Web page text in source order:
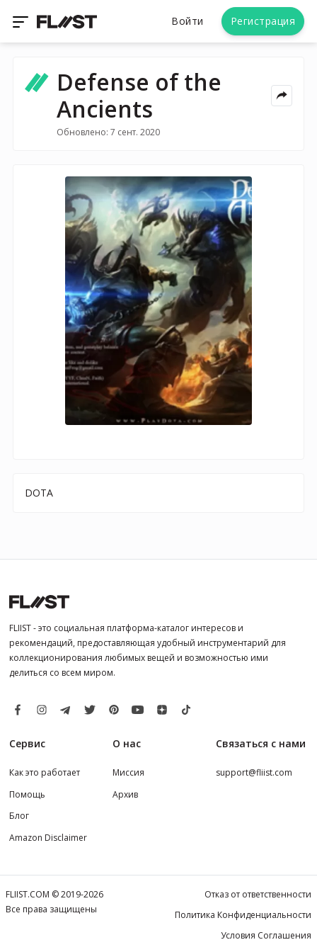
Войти Регистрация
Defense of the
Ancients
Обновлено: 7 сент. 2020
DOTA
FLIIST - это социальная платформа-каталог интересов и
рекомендаций, предоставляющая удобный инструментарий для
коллекционирования любимых вещей и возможностью ими
делиться со всем миром.
Сервис
Как это работает
Помощь
Блог
Amazon Disclaimer
О нас
Миссия
Архив
Связаться с нами
support@fliist.com
FLIIST.COM © 2019-2026
Все права защищены
Отказ от ответственности
Политика Конфиденциальности
Условия Соглашения